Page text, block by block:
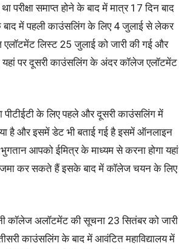
समाप्त होने के बाद में मात्र 17 दिन बाद
बाद में पहली काउंसलिंग के लिए 4 जुलाई से लेकर
लिस्ट 25 जुलाई को जारी की गई और
यहां पर दूसरी काउंसलिंग के अंदर कॉलेज एलॉटमेंट
पीटीईटी के लिए पहले और दूसरी काउंसलिंग में
है और इसमें डेट भी बताई गई है इसमें ऑनलाइन
आपको ईमित्र के माध्यम से करना होगा यहां
कर सकते हैं इसके बाद में कॉलेज चयन के लिए
कॉलेज अलॉटमेंट की सूचना 23 सितंबर को जारी
काउंसलिंग के बाद में आवंटित महाविद्यालय में